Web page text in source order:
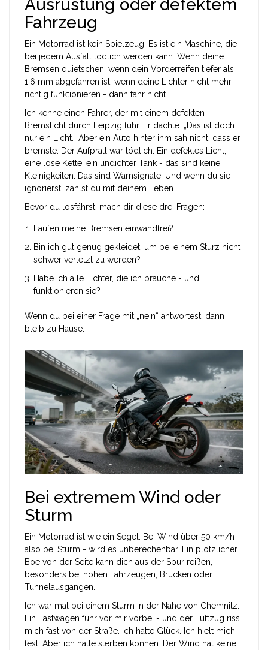
Ausrüstung oder defektem
Fahrzeug
Ein Motorrad ist kein Spielzeug. Es ist ein Maschine, die
bei jedem Ausfall tödlich werden kann. Wenn deine
Bremsen quietschen, wenn dein Vorderreifen tiefer als
1,6 mm abgefahren ist, wenn deine Lichter nicht mehr
richtig funktionieren - dann fahr nicht.
Ich kenne einen Fahrer, der mit einem defekten
Bremslicht durch Leipzig fuhr. Er dachte: „Das ist doch
nur ein Licht.“ Aber ein Auto hinter ihm sah nicht, dass er
bremste. Der Aufprall war tödlich. Ein defektes Licht,
eine lose Kette, ein undichter Tank - das sind keine
Kleinigkeiten. Das sind Warnsignale. Und wenn du sie
ignorierst, zahlst du mit deinem Leben.
Bevor du losfährst, mach dir diese drei Fragen:
Laufen meine Bremsen einwandfrei?
Bin ich gut genug gekleidet, um bei einem Sturz nicht
schwer verletzt zu werden?
Habe ich alle Lichter, die ich brauche - und
funktionieren sie?
Wenn du bei einer Frage mit „nein“ antwortest, dann
bleib zu Hause.
Bei extremem Wind oder
Sturm
Ein Motorrad ist wie ein Segel. Bei Wind über 50 km/h -
also bei Sturm - wird es unberechenbar. Ein plötzlicher
Böe von der Seite kann dich aus der Spur reißen,
besonders bei hohen Fahrzeugen, Brücken oder
Tunnelausgängen.
Ich war mal bei einem Sturm in der Nähe von Chemnitz.
Ein Lastwagen fuhr vor mir vorbei - und der Luftzug riss
mich fast von der Straße. Ich hatte Glück. Ich hielt mich
fest. Aber ich hätte sterben können. Der Wind hat keine